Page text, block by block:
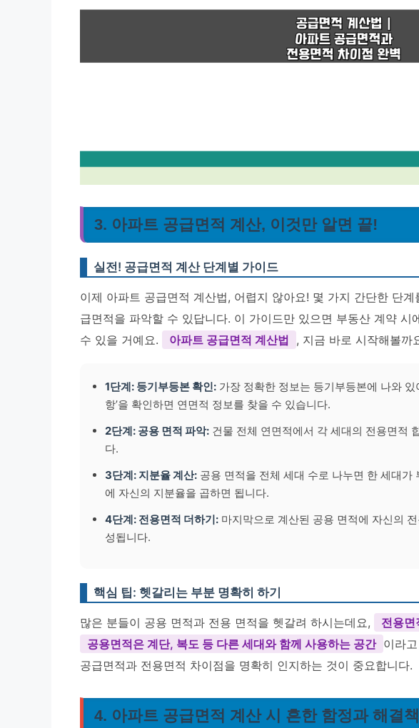
3. 아파트 공급면적 계산, 이것만 알면 끝!
실전! 공급면적 계산 단계별 가이드
이제 아파트 공급면적 계산법, 어렵지 않아요! 몇 가지 간단한 단
급면적을 파악할 수 있답니다. 이 가이드만 있으면 부동산 계약 시
수 있을 거예요.
아파트 공급면적 계산법 , 지금 바로 시작해볼까
1단계: 등기부등본 확인: 가장 정확한 정보는 등기부등본에 나와 있
항’을 확인하면 연면적 정보를 찾을 수 있습니다.
2단계: 공용 면적 파악: 건물 전체 연면적에서 각 세대의 전용면적
다.
3단계: 지분율 계산: 공용 면적을 전체 세대 수로 나누면 한 세대가
에 자신의 지분율을 곱하면 됩니다.
4단계: 전용면적 더하기: 마지막으로 계산된 공용 면적에 자신의
성됩니다.
핵심 팁: 헷갈리는 부분 명확히 하기
많은 분들이 공용 면적과 전용 면적을 헷갈려 하시는데요, 전용면
공용면적은 계단, 복도 등 다른 세대와 함께 사용하는 공간 이라
공급면적과 전용면적 차이점을 명확히 인지하는 것이 중요합니다.
4. 아파트 공급면적 계산 시 흔한 함정과 해결책